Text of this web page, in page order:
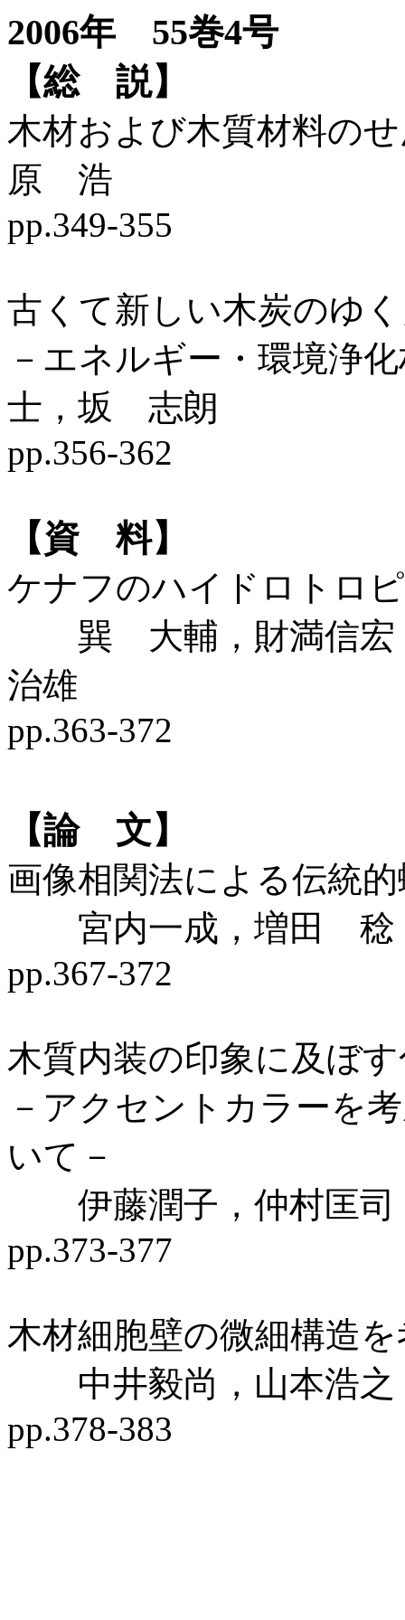
2006年 55巻4号
【総 説】
木材および木質材料
原 浩
pp.349-355
古くて新しい木炭のゆ
－エネルギー・環境
士，坂 志朗
pp.356-362
【資 料】
ケナフのハイドロトロ
巽 大輔，財満信宏，
治雄
pp.363-372
【論 文】
画像相関法による伝統
宮内一成，増田 稔
pp.367-372
木質内装の印象に及ぼ
－アクセントカラーを
いて－
伊藤潤子，仲村匡
pp.373-377
木材細胞壁の微細構造
中井毅尚，山本浩之
pp.378-383